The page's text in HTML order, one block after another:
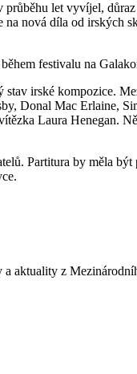
let vyvíjel,
nová díla od irských
festivalu na
irské kompozice.
Donal Mac Erlaine,
Laura Henegan.
Partitura by měla
a aktuality z